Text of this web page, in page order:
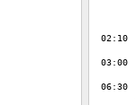
02:10
03:00
06:30